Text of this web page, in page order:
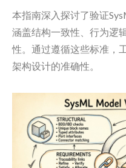
本指南深入探讨了验证
涵盖结构一致性、行为逻
性。通过遵循这些标准，
架构设计的准确性。